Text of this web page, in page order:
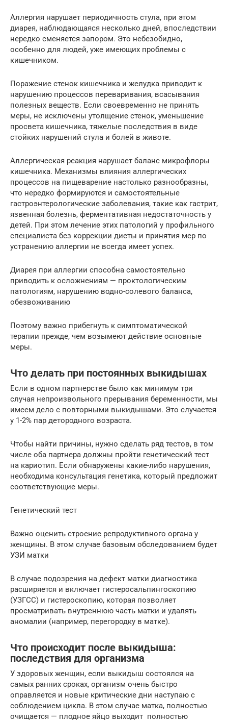
Аллергия нарушает периодичность стула, при этом
диарея, наблюдающаяся несколько дней, впоследствии
нередко сменяется запором. Это небезобидно,
особенно для людей, уже имеющих проблемы с
кишечником.
Поражение стенок кишечника и желудка приводит к
нарушению процессов переваривания, всасывания
полезных веществ. Если своевременно не принять
меры, не исключены утолщение стенок, уменьшение
просвета кишечника, тяжелые последствия в виде
стойких нарушений стула и болей в животе.
Аллергическая реакция нарушает баланс микрофлоры
кишечника. Механизмы влияния аллергических
процессов на пищеварение настолько разнообразны,
что нередко формируются и самостоятельные
гастроэнтерологические заболевания, такие как гастрит,
язвенная болезнь, ферментативная недостаточность у
детей. При этом лечение этих патологий у профильного
специалиста без коррекции диеты и принятия мер по
устранению аллергии не всегда имеет успех.
Диарея при аллергии способна самостоятельно
приводить к осложнениям — проктологическим
патологиям, нарушению водно-солевого баланса,
обезвоживанию
Поэтому важно прибегнуть к симптоматической
терапии прежде, чем возымеют действие основные
меры.
Что делать при постоянных выкидышах
Если в одном партнерстве было как минимум три
случая непроизвольного прерывания беременности, мы
имеем дело с повторными выкидышами. Это случается
у 1-2% пар детородного возраста.
Чтобы найти причины, нужно сделать ряд тестов, в том
числе оба партнера должны пройти генетический тест
на кариотип. Если обнаружены какие-либо нарушения,
необходима консультация генетика, который предложит
соответствующие меры.
Генетический тест
Важно оценить строение репродуктивного органа у
женщины. В этом случае базовым обследованием будет
УЗИ матки
В случае подозрения на дефект матки диагностика
расширяется и включает гистеросальпингоскопию
(УЗГСС) и гистероскопию, которая позволяет
просматривать внутреннюю часть матки и удалять
аномалии (например, перегородку в матке).
Что происходит после выкидыша:
последствия для организма
У здоровых женщин, если выкидыш состоялся на
самых ранних сроках, организм очень быстро
оправляется и новые критические дни наступаю с
соблюдением цикла. В этом случае матка, полностью
очищается — плодное яйцо выходит полностью